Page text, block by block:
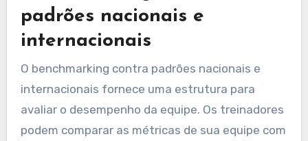
padrões nacionais e
internacionais
O benchmarking contra padrões nacionais e
internacionais fornece uma estrutura para
avaliar o desempenho da equipe. Os treinadores
podem comparar as métricas de sua equipe com